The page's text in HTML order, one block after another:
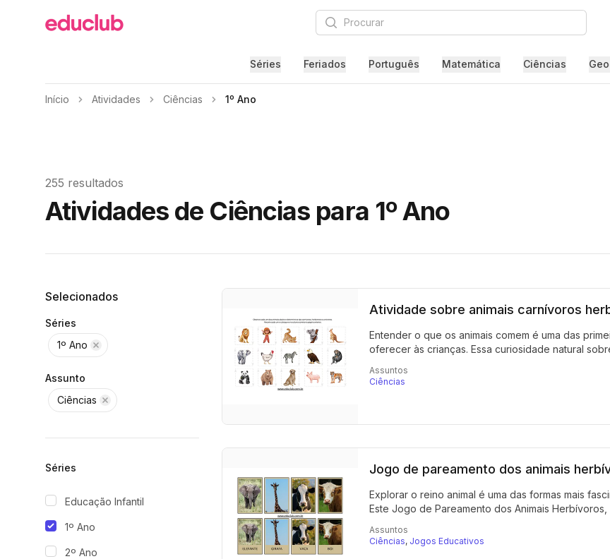
Educlub Procurar
Séries Feriados Português Matemática Ciências
Início Atividades Ciências 1º Ano
255 resultados
Atividades de Ciências para 1º Ano
Filtros
Selecionados
Séries
1º Ano
Assunto
Ciências
Séries
Educação Infantil
1º Ano
2º Ano
Atividade sobre animais carnívoros
Entender o que os animais comem é uma das
oferecer às crianças. Essa curiosidade natural
Assuntos
Ciências
Jogo de pareamento dos animais
Explorar o reino animal é uma das formas mais
Este Jogo de Pareamento dos Animais
Assuntos
Ciências, Jogos Educativos